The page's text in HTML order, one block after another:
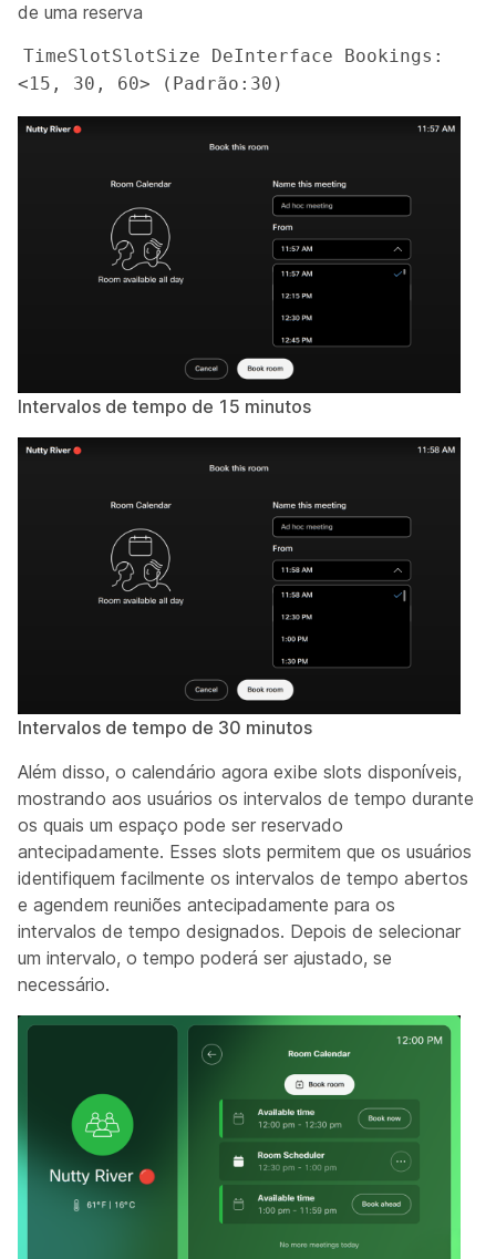
de uma reserva
TimeSlotSlotSize DeInterface Bookings:
<15, 30, 60> (Padrão:30)
Intervalos de tempo de 15 minutos
Intervalos de tempo de 30 minutos
Além disso, o calendário agora exibe slots disponíveis,
mostrando aos usuários os intervalos de tempo durante
os quais um espaço pode ser reservado
antecipadamente. Esses slots permitem que os usuários
identifiquem facilmente os intervalos de tempo abertos
e agendem reuniões antecipadamente para os
intervalos de tempo designados. Depois de selecionar
um intervalo, o tempo poderá ser ajustado, se
necessário.